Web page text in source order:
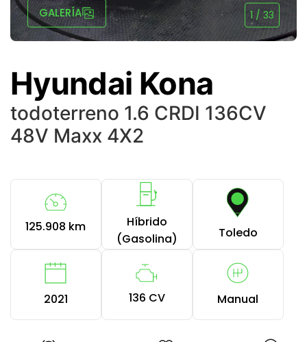
GALERÍA 1 / 33
Hyundai Kona
todoterreno 1.6 CRDI 136CV
48V Maxx 4X2
125.908 km
Híbrido
(Gasolina)
Toledo
2021 136 CV Manual